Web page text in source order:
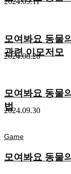
모여봐요 동물
관련 이모저모
2024.08.28
모여봐요 동물
법
2024.09.30
Game
모여봐요 동물